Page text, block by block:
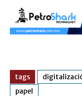
tags
papel